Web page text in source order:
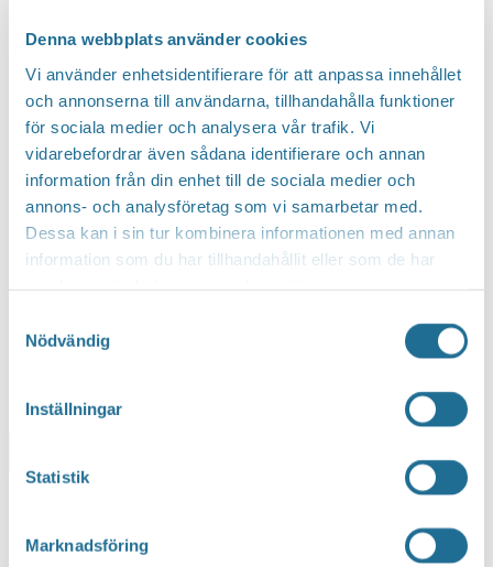
Denna webbplats använder cookies
Vi använder enhetsidentifierare för att anpassa innehållet
och annonserna till användarna, tillhandahålla funktioner
för sociala medier och analysera vår trafik. Vi
vidarebefordrar även sådana identifierare och annan
information från din enhet till de sociala medier och
annons- och analysföretag som vi samarbetar med.
Dessa kan i sin tur kombinera informationen med annan
information som du har tillhandahållit eller som de har
Nödvändig
Inställningar
Statistik
Marknadsföring
Första start 10:00 samtliga dagar.